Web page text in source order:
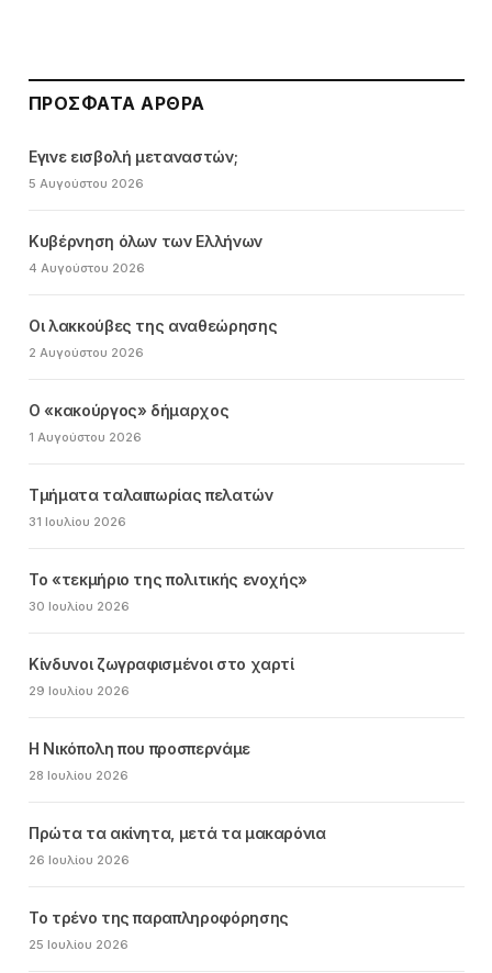
ΠΡΌΣΦΑΤΑ ΆΡΘΡΑ
Εγινε εισβολή μεταναστών;
5 Αυγούστου 2026
Κυβέρνηση όλων των Ελλήνων
4 Αυγούστου 2026
Οι λακκούβες της αναθεώρησης
2 Αυγούστου 2026
Ο «κακούργος» δήμαρχος
1 Αυγούστου 2026
Τμήματα ταλαιπωρίας πελατών
31 Ιουλίου 2026
Το «τεκμήριο της πολιτικής ενοχής»
30 Ιουλίου 2026
Κίνδυνοι ζωγραφισμένοι στο χαρτί
29 Ιουλίου 2026
Η Νικόπολη που προσπερνάμε
28 Ιουλίου 2026
Πρώτα τα ακίνητα, μετά τα μακαρόνια
26 Ιουλίου 2026
Το τρένο της παραπληροφόρησης
25 Ιουλίου 2026